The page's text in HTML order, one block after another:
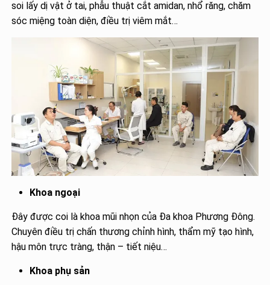
soi lấy dị vật ở tai, phẫu thuật cắt amidan, nhổ răng, chăm
sóc miệng toàn diện, điều trị viêm mắt…
Khoa ngoại
Đây được coi là khoa mũi nhọn của Đa khoa Phương Đông.
Chuyên điều trị chấn thương chỉnh hình, thẩm mỹ tạo hình,
hậu môn trực tràng, thận – tiết niệu…
Khoa phụ sản